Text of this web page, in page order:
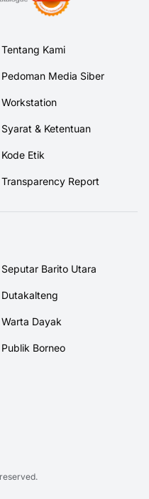
Tentang Kami
Pedoman Media Siber
Workstation
Syarat & Ketentuan
Kode Etik
Transparency Report
Seputar Barito Utara
Dutakalteng
Warta Dayak
Publik Borneo